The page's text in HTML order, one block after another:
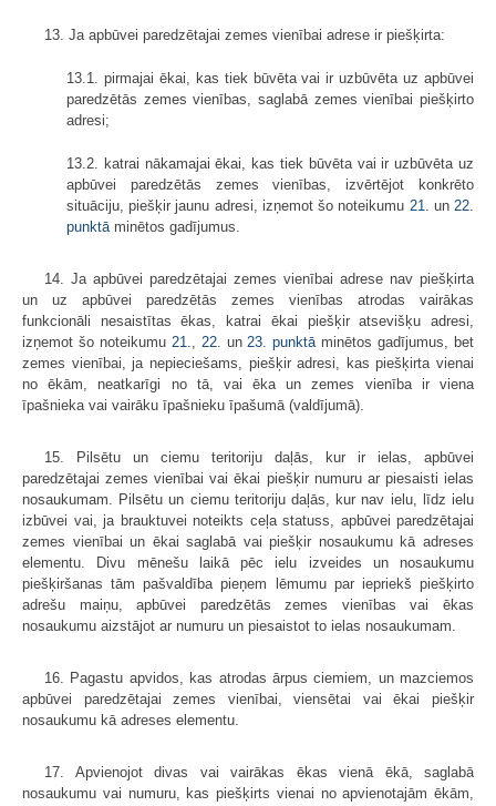
13. Ja apbūvei paredzētajai zemes vienībai adrese ir piešķirta:
13.1. pirmajai ēkai, kas tiek būvēta vai ir uzbūvēta uz apbūvei
paredzētās zemes vienības, saglabā zemes vienībai piešķirto
adresi;
13.2. katrai nākamajai ēkai, kas tiek būvēta vai ir uzbūvēta uz
apbūvei paredzētās zemes vienības, izvērtējot konkrēto
situāciju, piešķir jaunu adresi, izņemot šo noteikumu 21. un 22.
punktā minētos gadījumus.
14. Ja apbūvei paredzētajai zemes vienībai adrese nav piešķirta
un uz apbūvei paredzētās zemes vienības atrodas vairākas
funkcionāli nesaistītas ēkas, katrai ēkai piešķir atsevišķu adresi,
izņemot šo noteikumu 21. 22. un 23. punktā minētos gadījumus, bet
zemes vienībai, ja nepieciešams, piešķir adresi, kas piešķirta vienai
no ēkām, neatkarīgi no tā, vai ēka un zemes vienība ir viena
īpašnieka vai vairāku īpašnieku īpašumā (valdījumā).
15. Pilsētu un ciemu teritoriju daļās, kur ir ielas, apbūvei
paredzētajai zemes vienībai vai ēkai piešķir numuru ar piesaisti ielas
nosaukumam. Pilsētu un ciemu teritoriju daļās, kur nav ielu, līdz ielu
izbūvei vai, ja brauktuvei noteikts ceļa statuss, apbūvei paredzētajai
zemes vienībai un ēkai saglabā vai piešķir nosaukumu kā adreses
elementu. Divu mēnešu laikā pēc ielu izveides un nosaukumu
piešķiršanas tām pašvaldība pieņem lēmumu par iepriekš piešķirto
adrešu maiņu, apbūvei paredzētās zemes vienības vai ēkas
nosaukumu aizstājot ar numuru un piesaistot to ielas nosaukumam.
16. Pagastu apvidos, kas atrodas ārpus ciemiem, un mazciemos
apbūvei paredzētajai zemes vienībai, viensētai vai ēkai piešķir
nosaukumu kā adreses elementu.
17. Apvienojot divas vai vairākas ēkas vienā ēkā, saglabā
nosaukumu vai numuru, kas piešķirts vienai no apvienotajām ēkām,